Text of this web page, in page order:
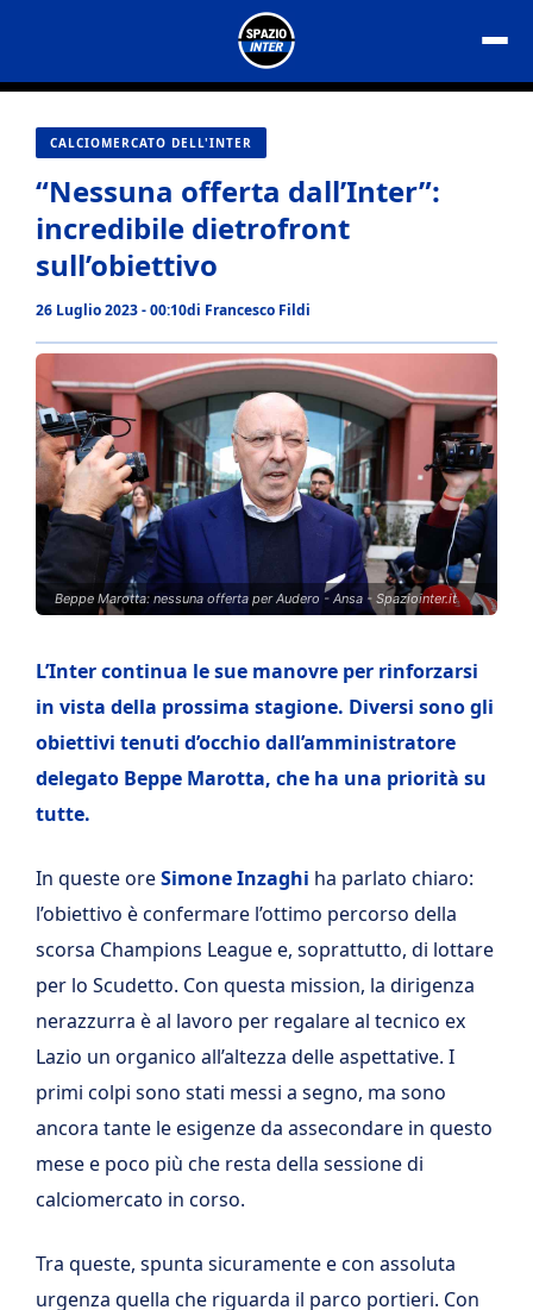
contenuto
CALCIOMERCATO DELL'INTER
“Nessuna offerta dall’Inter”:
incredibile dietrofront
sull’obiettivo
26 Luglio 2023 - 00:10di Francesco Fildi
Beppe Marotta: nessuna offerta per Audero - Ansa - Spaziointer.it
L’Inter continua le sue manovre per rinforzarsi
in vista della prossima stagione. Diversi sono gli
obiettivi tenuti d’occhio dall’amministratore
delegato Beppe Marotta, che ha una priorità su
tutte.
In queste oreSimone Inzaghi ha parlato chiaro:
l’obiettivo è confermare l’ottimo percorso della
scorsa Champions League e, soprattutto, di lottare
per lo Scudetto. Con questa mission, la dirigenza
nerazzurra è al lavoro per regalare al tecnico ex
Lazio un organico all’altezza delle aspettative. I
primi colpi sono stati messi a segno, ma sono
ancora tante le esigenze da assecondare in questo
mese e poco più che resta della sessione di
calciomercato in corso.
Tra queste, spunta sicuramente e con assoluta
urgenza quella che riguarda il parco portieri. Con